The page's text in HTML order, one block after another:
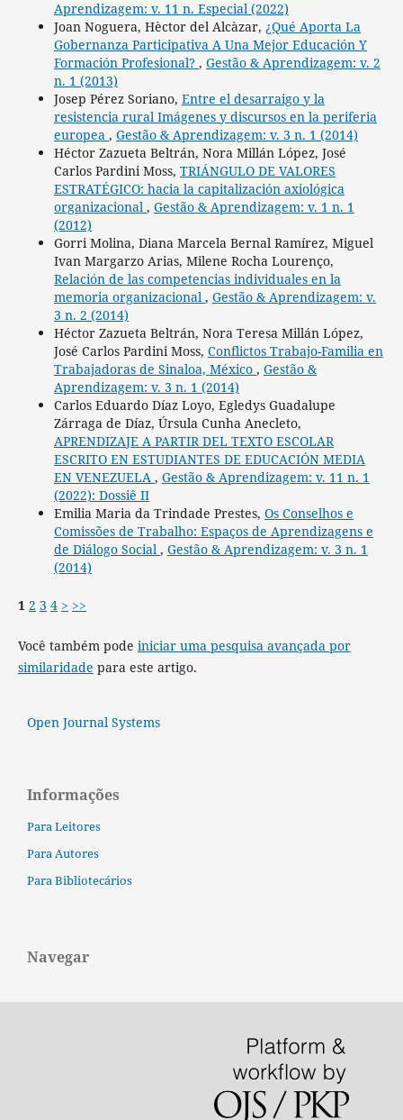
Aprendizagem: v. 11 n. Especial (2022)
Joan Noguera, Hèctor del Alcàzar, ¿Qué Aporta La
Gobernanza Participativa A Una Mejor Educación Y
Formación Profesional? , Gestão & Aprendizagem: v. 2
n. 1 (2013)
Josep Pérez Soriano, Entre el desarraigo y la
resistencia rural Imágenes y discursos en la periferia
europea , Gestão & Aprendizagem: v. 3 n. 1 (2014)
Héctor Zazueta Beltrán, Nora Millán López, José
Carlos Pardini Moss, TRIÁNGULO DE VALORES
ESTRATÉGICO: hacia la capitalización axiológica
organizacional , Gestão & Aprendizagem: v. 1 n. 1
(2012)
Gorri Molina, Diana Marcela Bernal Ramírez, Miguel
Ivan Margarzo Arias, Milene Rocha Lourenço,
Relación de las competencias individuales en la
memoria organizacional , Gestão & Aprendizagem: v.
3 n. 2 (2014)
Héctor Zazueta Beltrán, Nora Teresa Millán López,
José Carlos Pardini Moss, Conflictos Trabajo-Familia en
Trabajadoras de Sinaloa, México , Gestão &
Aprendizagem: v. 3 n. 1 (2014)
Carlos Eduardo Díaz Loyo, Egledys Guadalupe
Zárraga de Díaz, Úrsula Cunha Anecleto,
APRENDIZAJE A PARTIR DEL TEXTO ESCOLAR
ESCRITO EN ESTUDIANTES DE EDUCACIÓN MEDIA
EN VENEZUELA , Gestão & Aprendizagem: v. 11 n. 1
(2022): Dossiê II
Emilia Maria da Trindade Prestes, Os Conselhos e
Comissões de Trabalho: Espaços de Aprendizagens e
de Diálogo Social , Gestão & Aprendizagem: v. 3 n. 1
(2014)
1 2 3 4 > >>
Você também pode iniciar uma pesquisa avançada por
similaridade para este artigo.
Open Journal Systems
Informações
Para Leitores
Para Autores
Para Bibliotecários
Navegar